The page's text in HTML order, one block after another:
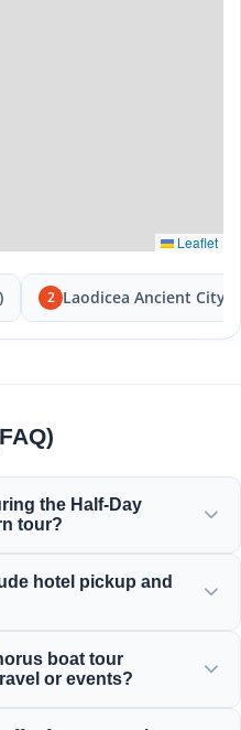
Leaflet
2 Laodicea Ancient City
the Half-Day
tour?
Palace, Ortakoy Mosque,
mansions.
hotel pickup and
Taksim, and
boat tour
or events?